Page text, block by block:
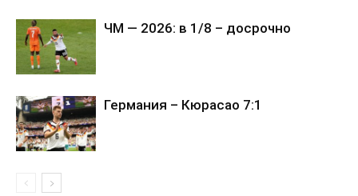
ЧМ — 2026: в 1/8 – досрочно
Германия – Кюрасао 7:1